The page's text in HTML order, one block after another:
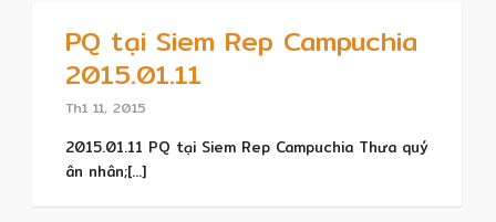
PQ tại Siem Rep Campuchia
2015.01.11
Th1 11, 2015
2015.01.11 PQ tại Siem Rep Campuchia Thưa quý
ân nhân;[...]